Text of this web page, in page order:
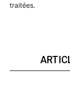
traitées.